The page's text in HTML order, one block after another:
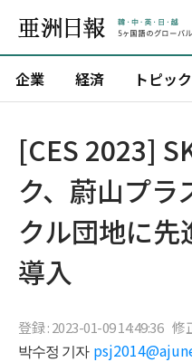
企業 経済 トピッ
[CES 2023]
ク、蔚山プラ
クル団地に先
導入
登録 : 2023-01-09 14:49:36 修
박수정 기자